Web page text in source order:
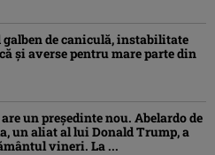
galben de caniculă, instabilitate
și averse pentru mare parte din
un președinte nou. Abelardo de
un aliat al lui Donald Trump, a
vineri. La ...